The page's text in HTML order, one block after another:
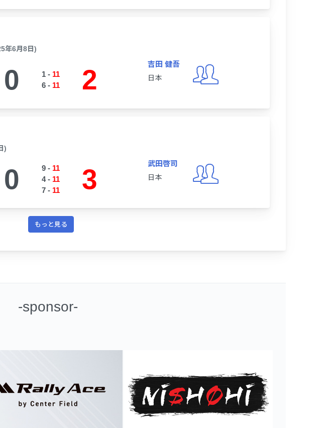
年6月8日)
0 1- 11
6- 11 2
吉田 健吾
日本
)
0 9- 11
4- 11
7- 11 3
武田啓司
日本
もっと見る
-sponsor-